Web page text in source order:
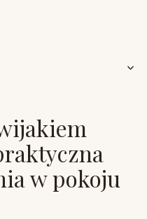
w pokoju